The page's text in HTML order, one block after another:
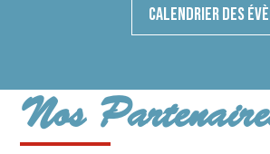
Calendrier des
Nos